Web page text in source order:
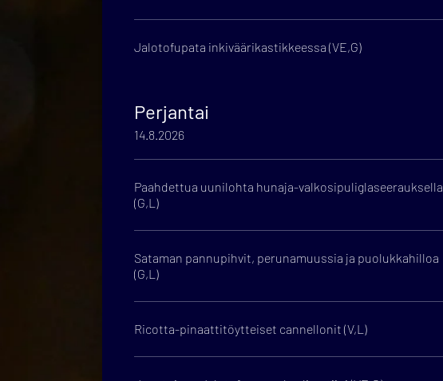
Jalotofupata inkiväärikastikkeessa (VE,G)
Perjantai
14.8.2026
Paahdettua uunilohta hunaja-valkosipuliglaseerauksella
(G,L)
Sataman pannupihvit, perunamuussia ja puolukkahilloa
(G,L)
Ricotta-pinaattitöytteiset cannellonit (V,L)